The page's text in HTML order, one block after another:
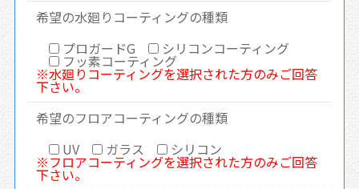
希望の水廻りコーティングの種類
プロガードG
シリコンコーティング
フッ素コーティング
※水廻りコーティングを選択された方のみご回答
下さい。
希望のフロアコーティングの種類
UV
ガラス シリコン
※フロアコーティングを選択された方のみご回答
下さい。